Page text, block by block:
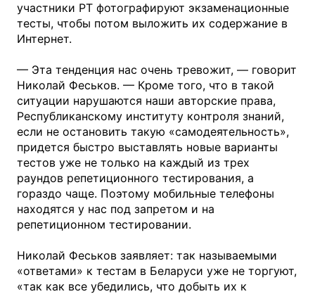
участники РТ фотографируют экзаменационные
тесты, чтобы потом выложить их содержание в
Интернет.
— Эта тенденция нас очень тревожит, — говорит
Николай Феськов. — Кроме того, что в такой
ситуации нарушаются наши авторские права,
Республиканскому институту контроля знаний,
если не остановить такую «самодеятельность»,
придется быстро выставлять новые варианты
тестов уже не только на каждый из трех
раундов репетиционного тестирования, а
гораздо чаще. Поэтому мобильные телефоны
находятся у нас под запретом и на
репетиционном тестировании.
Николай Феськов заявляет: так называемыми
«ответами» к тестам в Беларуси уже не торгуют,
«так как все убедились, что добыть их к